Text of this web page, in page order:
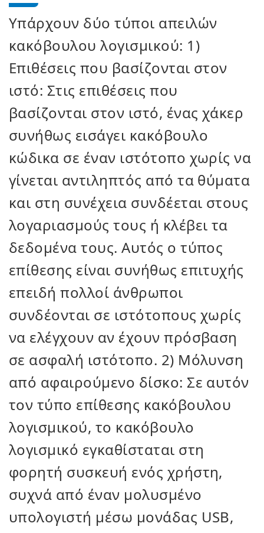
Υπάρχουν δύο τύποι απειλών
κακόβουλου λογισμικού: 1)
Επιθέσεις που βασίζονται στον
ιστό: Στις επιθέσεις που
βασίζονται στον ιστό, ένας χάκερ
συνήθως εισάγει κακόβουλο
κώδικα σε έναν ιστότοπο χωρίς να
γίνεται αντιληπτός από τα θύματα
και στη συνέχεια συνδέεται στους
λογαριασμούς τους ή κλέβει τα
δεδομένα τους. Αυτός ο τύπος
επίθεσης είναι συνήθως επιτυχής
επειδή πολλοί άνθρωποι
συνδέονται σε ιστότοπους χωρίς
να ελέγχουν αν έχουν πρόσβαση
σε ασφαλή ιστότοπο. 2) Μόλυνση
από αφαιρούμενο δίσκο: Σε αυτόν
τον τύπο επίθεσης κακόβουλου
λογισμικού, το κακόβουλο
λογισμικό εγκαθίσταται στη
φορητή συσκευή ενός χρήστη,
συχνά από έναν μολυσμένο
υπολογιστή μέσω μονάδας USB,